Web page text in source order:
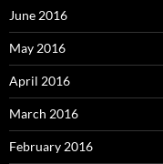
June 2016
May 2016
April 2016
March 2016
February 2016